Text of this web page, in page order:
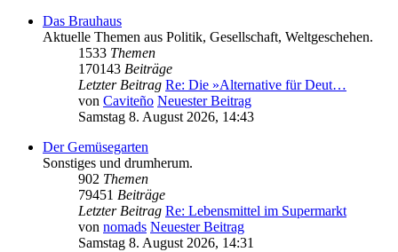
Das Brauhaus
Aktuelle Themen aus Politik, Gesellschaft, Weltgeschehen.
1533 Themen
170143 Beiträge
Letzter Beitrag Re: Die »Alternative für Deut…
von Caviteño Neuester Beitrag
Samstag 8. August 2026, 14:43
Der Gemüsegarten
Sonstiges und drumherum.
902 Themen
79451 Beiträge
Letzter Beitrag Re: Lebensmittel im Supermarkt
von nomads Neuester Beitrag
Samstag 8. August 2026, 14:31